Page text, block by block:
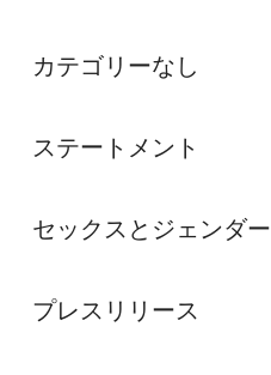
カテゴリーなし
ステートメント
セックスとジェンダー
プレスリリース